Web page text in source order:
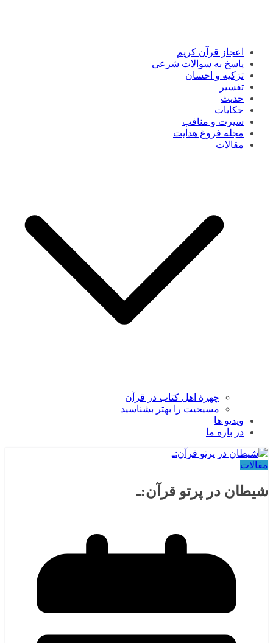
اعجاز قرآن کریم
پاسخ به سوالات شرعی
تزکیه و احسان
تفسیر
حدیث
حکایات
سیرت و منافب
مجله فروغ هدایت
مقالات
چهرۀ اهل کتاب در قرآن
مسیحیت را بهتر بشناسید
ویدیو ها
در باره ما
مقالات
شیطان در پرتو قرآن:ـ